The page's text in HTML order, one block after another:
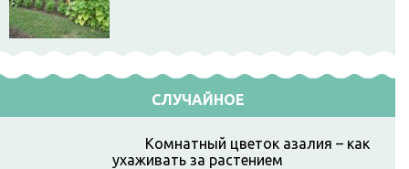
СЛУЧАЙНОЕ
Комнатный цветок азалия – как
ухаживать за растением